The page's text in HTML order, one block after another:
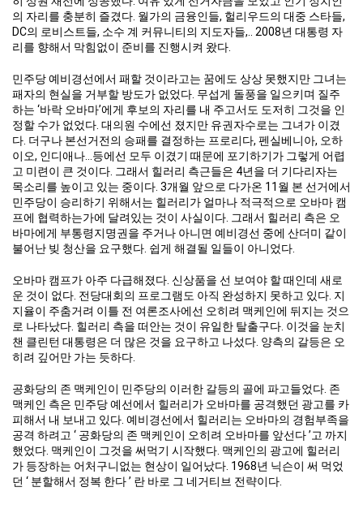
의 자리를 충분히 즐겼다. 월가의 금융인들, 헐리우드의 대중 스타들,
DC의 로비스트들, 소수 계 커뮤니티의 지도자들,.. 2008년 대통령 자
리를 향해서 막힘없이 준비를 진행시켜 왔다.
민주당 예비경선에서 패할 것이라고는 꿈에도 상상 못했지만 그녀는
패자의 현실을 거부할 방도가 없었다. 무섭게 돌풍을 일으키며 질주
하는 ‘바락 오바마’에게 후보의 자리를 내 주고서도 도저히 그것을 인
정할 수가 없었다. 대의원 수에선 졌지만 유권자수로는 그녀가 이겼
다. 더구나 본선거전의 승패를 결정하는 프로리다, 펜실베니아, 오하
이오, 인디애나…등에선 모두 이겼기 때문에 포기하기가 그렇게 어렵
고 미련이 큰 것이다. 그래서 힐러리 측근들은 4년을 더 기다리자는
목소리를 높이고 있는 중이다. 3개월 앞으로 다가온 11월 본 선거에서
민주당이 승리하기 위해서는 힐러리가 얼마나 적극적으로 오바마 캠
프에 협력하는가에 달려있는 것이 사실이다. 그래서 힐러리 측은 오
바마에게 부통령지명권을 주거나 아니면 예비경선 중에 산더미 같이
불어난 빚 청산을 요구했다. 쉽게 해결될 일들이 아니었다.
오바마 캠프가 아주 다급해졌다. 신상품을 선 보여야 할 때인데 새로
운 것이 없다. 전당대회의 프로그램도 아직 완성하지 못하고 있다. 지
지율이 주춤거려 이틀 전 여론조사에선 오히려 맥케인에 뒤지는 것으
로 나타났다. 힐러리 측을 떠안는 것이 유일한 탈출구다. 이것을 눈치
챈 클린턴 대통령은 더 많은 것을 요구하고 나섰다. 양측의 갈등은 오
히려 깊어만 가는 듯하다.
공화당의 존 맥케인이 민주당의 이러한 갈등의 골에 파고들었다. 존
맥케인 측은 민주당 예선에서 힐러리가 오바마를 공격했던 광고를 카
피해서 내 보내고 있다. 예비경선에서 힐러리는 오바마의 경험부족을
공격 하려고 ‘ 공화당의 존 맥케인이 오히려 오바마를 앞선다 ’고 까지
했었다. 맥케인이 그것을 써먹기 시작했다. 맥케인의 광고에 힐러리
가 등장하는 어처구니없는 현상이 일어났다. 1968년 닉슨이 써 먹었
던 ‘ 분할해서 정복 한다 ’ 란 바로 그 네거티브 전략이다.